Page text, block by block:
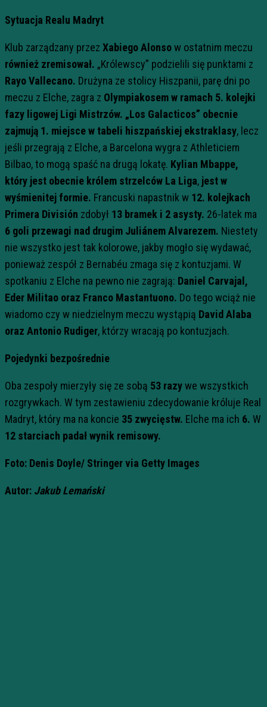
Sytuacja Realu Madryt
Klub zarządzany przez Xabiego Alonsow ostatnim meczu
również zremisował. „Królewscy” podzielili się punktami z
Rayo Vallecano. Drużyna ze stolicy Hiszpanii, parę dni po
meczu z Elche, zagra z Olympiakosemw ramach 5. kolejki
fazy ligowej Ligi Mistrzów. „Los Galacticos” obecnie
zajmują 1. miejsce w tabeli hiszpańskiej ekstraklasy, lecz
jeśli przegrają z Elche, a Barcelona wygra z Athleticiem
Bilbao, to mogą spaść na drugą lokatę. Kylian Mbappe,
który jest obecnie królem strzelców La Liga, jest w
wyśmienitej formie. Francuski napastnik w 12. kolejkach
Primera División zdobył 13 bramek i 2 asysty. 26-latek ma
6 goli przewagi nad drugim Juliánem Alvarezem. Niestety
nie wszystko jest tak kolorowe, jakby mogło się wydawać,
ponieważ zespół z Bernabéu zmaga się z kontuzjami. W
spotkaniu z Elche na pewno nie zagrają: Daniel Carvajal,
Eder Militao oraz Franco Mastantuono. Do tego wciąż nie
wiadomo czy w niedzielnym meczu wystąpią David Alaba
oraz Antonio Rudiger, którzy wracają po kontuzjach.
Pojedynki bezpośrednie
Oba zespoły mierzyły się ze sobą 53 razywe wszystkich
rozgrywkach. W tym zestawieniu zdecydowanie króluje Real
Madryt, który ma na koncie 35 zwycięstw. Elche ma ich 6. W
12 starciach padał wynik remisowy.
Foto: Denis Doyle/ Stringer via Getty Images
Autor: Jakub Lemański